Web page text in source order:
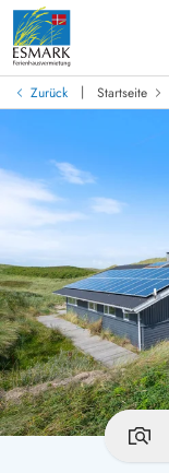
Zurück | Startseite